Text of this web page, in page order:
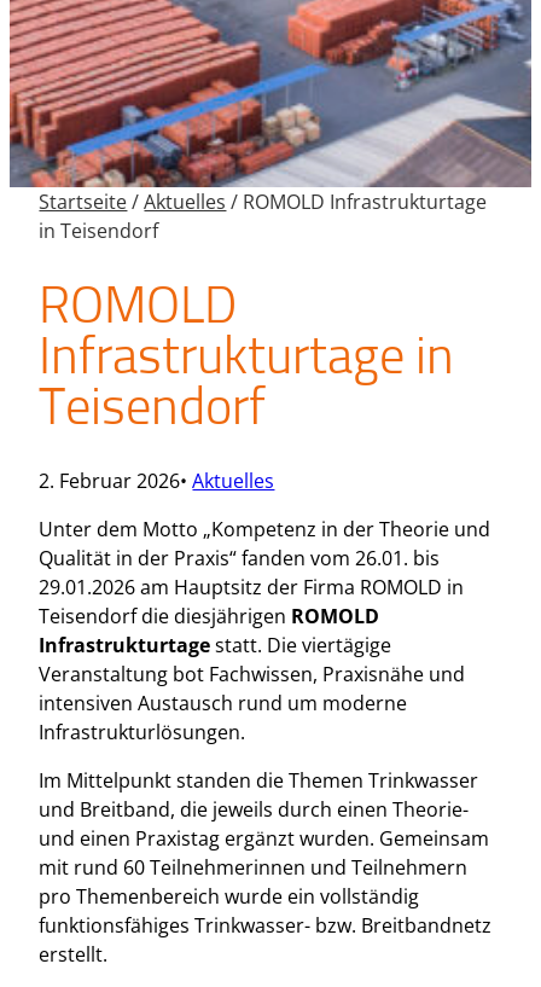
Startseite/Aktuelles / ROMOLD Infrastrukturtage
in Teisendorf
ROMOLD
Infrastrukturtage in
Teisendorf
2. Februar 2026•Aktuelles
Unter dem Motto „Kompetenz in der Theorie und
Qualität in der Praxis“ fanden vom 26.01. bis
29.01.2026 am Hauptsitz der Firma ROMOLD in
Teisendorf die diesjährigen ROMOLD
Infrastrukturtagestatt. Die viertägige
Veranstaltung bot Fachwissen, Praxisnähe und
intensiven Austausch rund um moderne
Infrastrukturlösungen.
Im Mittelpunkt standen die Themen Trinkwasser
und Breitband, die jeweils durch einen Theorie-
und einen Praxistag ergänzt wurden. Gemeinsam
mit rund 60 Teilnehmerinnen und Teilnehmern
pro Themenbereich wurde ein vollständig
funktionsfähiges Trinkwasser- bzw. Breitbandnetz
erstellt.